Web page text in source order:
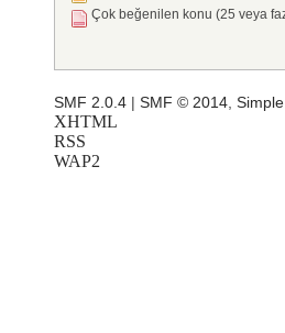
Çok beğenilen konu (25 veya
SMF 2.0.4 SMF © 2014
XHTML
RSS
WAP2